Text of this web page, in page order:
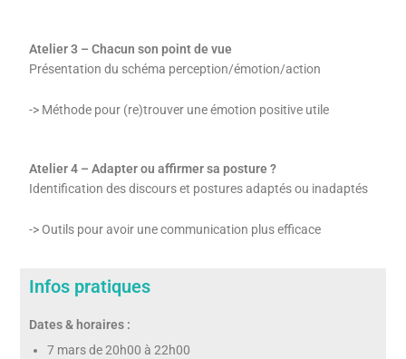
Atelier 3 – Chacun son point de vue
Présentation du schéma perception/émotion/action
-> Méthode pour (re)trouver une émotion positive utile
Atelier 4 – Adapter ou affirmer sa posture ?
Identification des discours et postures adaptés ou inadaptés
-> Outils pour avoir une communication plus efficace
Infos pratiques
Dates & horaires :
7 mars de 20h00 à 22h00